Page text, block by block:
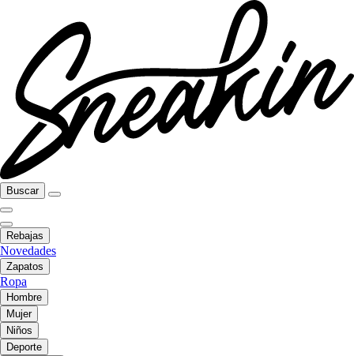
Buscar
Rebajas
Novedades
Zapatos
Ropa
Hombre
Mujer
Niños
Deporte